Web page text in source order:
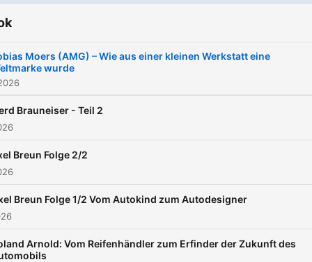
Moers (AMG) – Wie aus einer kleinen Werkstatt eine
wurde
Brauneiser - Teil 2
Breun Folge 2/2
Breun Folge 1/2 Vom Autokind zum Autodesigner
Arnold: Vom Reifenhändler zum Erfinder der Zukunft des